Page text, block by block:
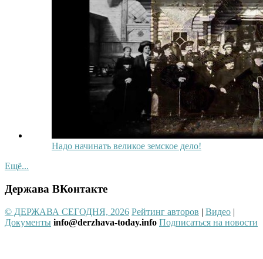
Надо начинать великое земское дело!
Ещё...
Держава ВКонтакте
© ДЕРЖАВА СЕГОДНЯ, 2026 Рейтинг авторов | Видео |
Документы info@derzhava-today.info Подписаться на новости